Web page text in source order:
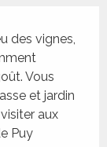
des vignes,
Vous
et jardin
aux
Puy